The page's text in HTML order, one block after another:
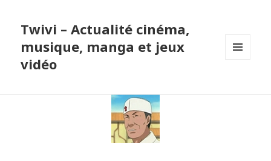
Twivi – Actualité cinéma,
musique, manga et jeux
vidéo